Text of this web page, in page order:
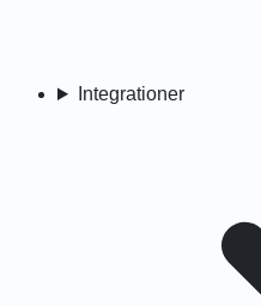
Integrationer